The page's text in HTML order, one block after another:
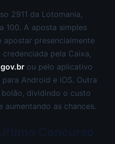
2911 da Lotomania,
100. A aposta simples
apostar presencialmente
pela Caixa,
ou pelo aplicativo
Android e iOS. Outra
dividindo o custo
as chances.